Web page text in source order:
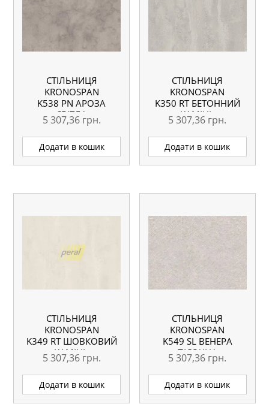
СТІЛЬНИЦЯ
KRONOSPAN
K538 PN АРОЗА
СВІТЛА
ВОЛОГОСТІЙКА
4100X635X38 ММ
5 307,36 грн.
Додати в кошик
СТІЛЬНИЦЯ
KRONOSPAN
K350 RT БЕТОННИЙ
КАМІНЬ
ВОЛОГОСТІЙКА
4100X635X38 ММ
5 307,36 грн.
Додати в кошик
СТІЛЬНИЦЯ
KRONOSPAN
K349 RT ШОВКОВИЙ
КАМІНЬ
ВОЛОГОСТІЙКА
4100X635X38 ММ
5 307,36 грн.
Додати в кошик
СТІЛЬНИЦЯ
KRONOSPAN
K549 SL ВЕНЕРА
ПІСОЧНА
ВОЛОГОСТІЙКА
4100X635X38 ММ
5 307,36 грн.
Додати в кошик